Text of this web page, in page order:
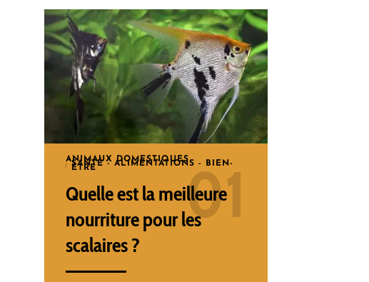
ANIMAUX DOMESTIQUES
SANTÉ - ALIMENTATIONS - BIEN-
ÊTRE
Quelle est la meilleure
nourriture pour les
scalaires ?